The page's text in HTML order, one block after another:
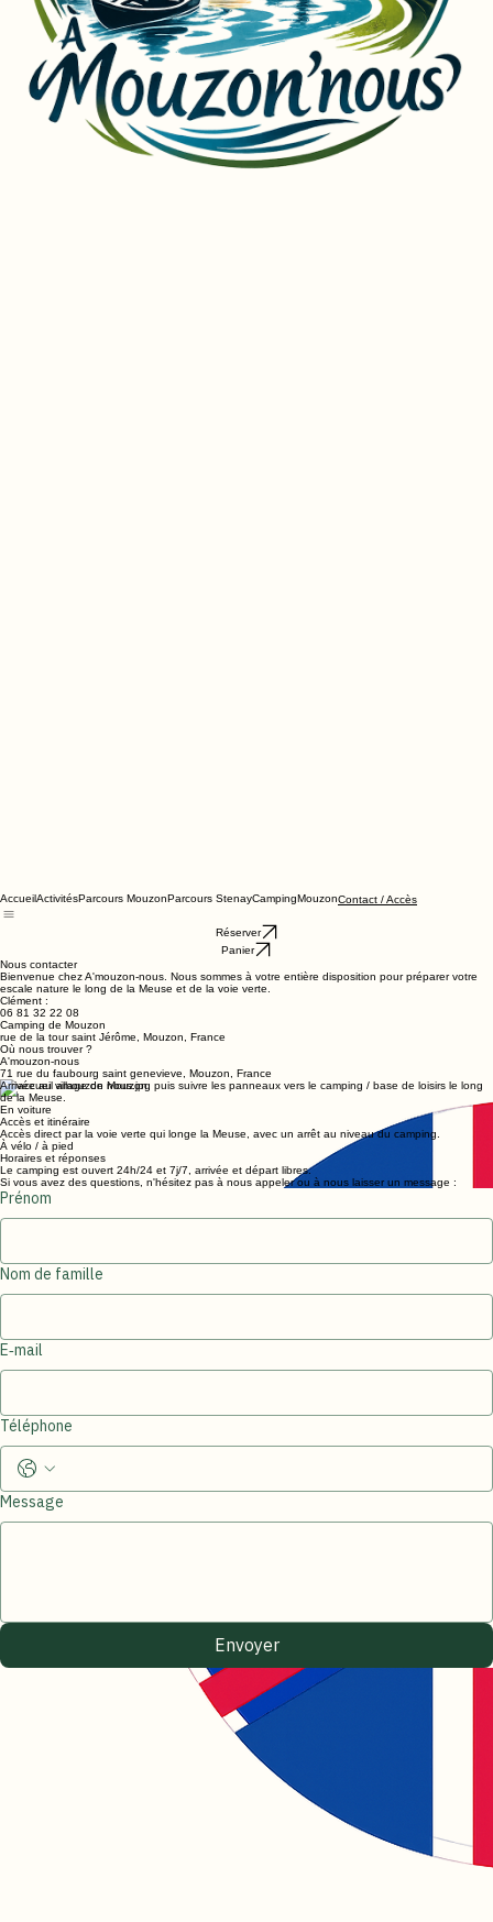
Camping
Réserver
Panier
Nous contacter
Bienvenue chez A'mouzon-nous. Nous sommes à votre entière disposition pour préparer votre
escale nature le long de la Meuse et de la voie verte.
Clément :
06 81 32 22 08
Camping de Mouzon
rue de la tour saint Jérôme, Mouzon, France
Où nous trouver ?
A'mouzon-nous
71 rue du faubourg saint genevieve, Mouzon, France
Arrivée au village de Mouzon, puis suivre les panneaux vers le camping / base de loisirs le long
de la Meuse.
En voiture
Accès et itinéraire
Accès direct par la voie verte qui longe la Meuse, avec un arrêt au niveau du camping.
À vélo / à pied
Horaires et réponses
Le camping est ouvert 24h/24 et 7j/7, arrivée et départ libres.
Prénom
Nom de famille
E‑mail
Téléphone
Message
Envoyer